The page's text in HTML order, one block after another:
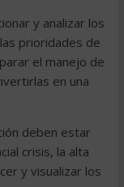
y analizar los
prioridades de
el manejo de
en una
deben estar
crisis, la alta
y visualizar los